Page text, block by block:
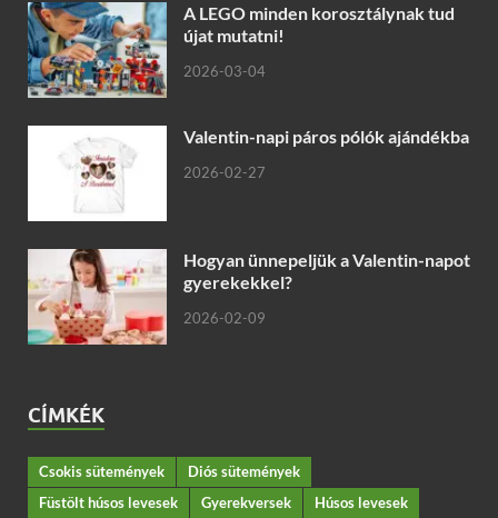
A LEGO minden korosztálynak tud
újat mutatni!
2026-03-04
Valentin-napi páros pólók ajándékba
2026-02-27
Hogyan ünnepeljük a Valentin-napot
gyerekekkel?
2026-02-09
CÍMKÉK
Csokis sütemények
Diós sütemények
Füstölt húsos levesek
Gyerekversek
Húsos levesek